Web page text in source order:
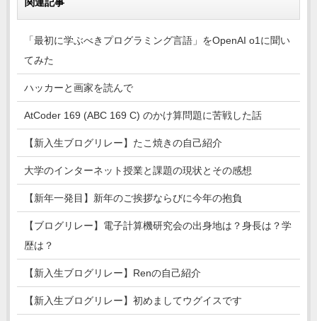
「最初に学ぶべきプログラミング言語」をOpenAI o1に聞い
てみた
ハッカーと画家を読んで
AtCoder 169 (ABC 169 C) のかけ算問題に苦戦した話
【新入生ブログリレー】たこ焼きの自己紹介
大学のインターネット授業と課題の現状とその感想
【新年一発目】新年のご挨拶ならびに今年の抱負
【ブログリレー】電子計算機研究会の出身地は？身長は？学
歴は？
【新入生ブログリレー】Renの自己紹介
【新入生ブログリレー】初めましてウグイスです